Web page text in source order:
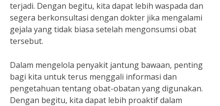
terjadi. Dengan begitu, kita dapat lebih waspada dan
segera berkonsultasi dengan dokter jika mengalami
gejala yang tidak biasa setelah mengonsumsi obat
tersebut.
Dalam mengelola penyakit jantung bawaan, penting
bagi kita untuk terus menggali informasi dan
pengetahuan tentang obat-obatan yang digunakan.
Dengan begitu, kita dapat lebih proaktif dalam